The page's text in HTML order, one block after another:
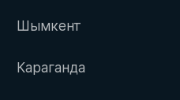
Шымкент
Караганда